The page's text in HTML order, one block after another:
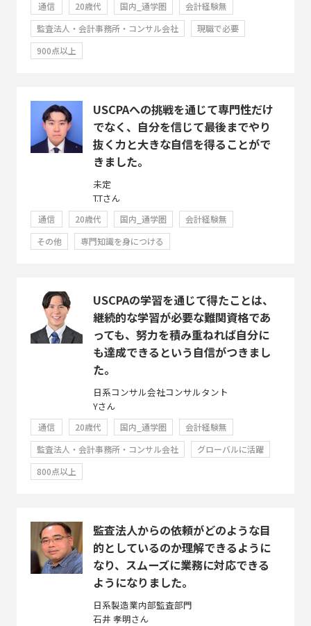
通信 20歳代 国内_通学圏
会計経験無
監査法人・会計事務所・コンサル会社
現職で必要
900点以上
USCPAへの挑戦を通じて専門性だけ
でなく、自分を信じて最後までやり
抜く力と大きな自信を得ることがで
きました。
未定
T.Tさん
通信 20歳代 国内_通学圏
会計経験無
その他
専門知識を身につける
USCPAの学習を通じて得たことは、
継続的な学習が必要な難関資格であ
っても、努力を積み重ねれば自分に
も達成できるという自信がつきまし
た。
日系コンサル会社コンサルタント
Yさん
通信 20歳代 国内_通学圏
会計経験無
監査法人・会計事務所・コンサル会社
グローバルに活躍
800点以上
監査法人からの依頼がどのような目
的としているのか理解できるように
なり、スムーズに業務に対応できる
ようになりました。
日系製造業内部監査部門
石井 孝明さん